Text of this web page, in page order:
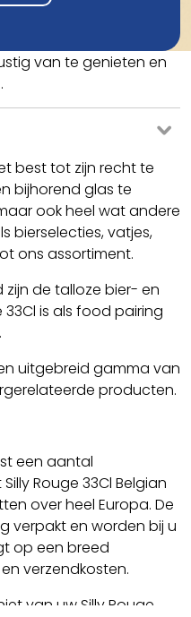
geschikt als
van te genieten en
best tot zijn recht te
bijhorend glas te
ook heel wat andere
bierselecties, vatjes,
ons assortiment.
zijn de talloze bier- en
is als food pairing
uitgebreid gamma van
producten.
een aantal
Rouge 33Cl Belgian
over heel Europa. De
verpakt en worden bij u
op een breed
verzendkosten.
van uw Silly Rouge